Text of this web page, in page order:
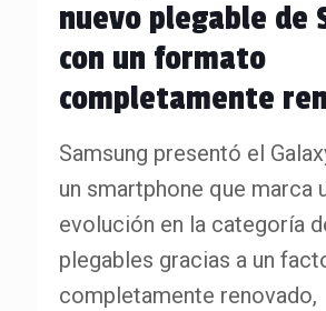
nuevo plegable de
con un formato
completamente
Samsung presentó el
un smartphone que marca
evolución en la categoría
plegables gracias a un
completamente renovado,